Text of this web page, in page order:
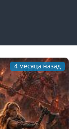
4 месяца назад